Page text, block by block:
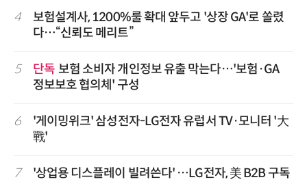
4
보험설계사, 1200%룰 확대 앞두고 '상장 GA'로 쏠렸
다…“신뢰도 메리트”
5 단독 보험 소비자 개인정보 유출 막는다…'보험·GA
정보보호 협의체' 구성
6
'게이밍위크' 삼성전자-LG전자 유럽서 TV·모니터 '大
戰'
7
'상업용 디스플레이 빌려쓴다' …LG전자, 美 B2B 구독